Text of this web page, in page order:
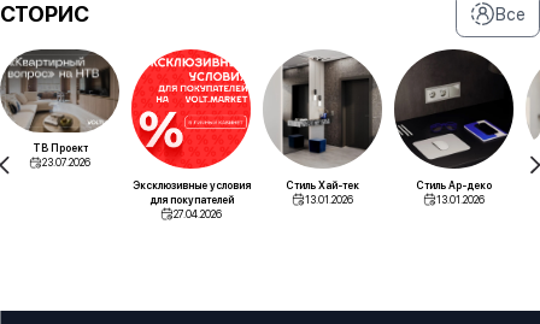
СТОРИС Все
ТВ Проект
23.07.2026
Эксклюзивные условия
для покупателей
27.04.2026
Стиль Хай-тек
13.01.2026
Стиль Ар-деко
13.01.2026